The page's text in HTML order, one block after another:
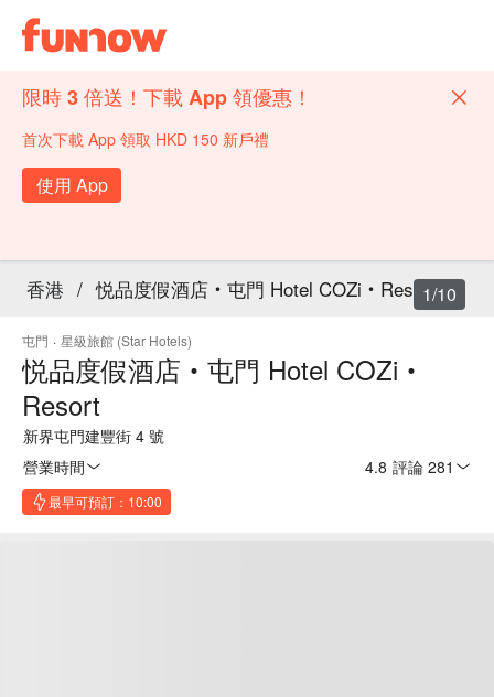
限時 3 倍送！下載 App 領優惠！
首次下載 App 領取 HKD 150 新戶禮
使用 App
香港 / 悦品度假酒店‧屯門 Hotel COZi‧Resort
屯門 · 星級旅館 (Star Hotels)
悦品度假酒店‧屯門 Hotel COZi‧
Resort
新界屯門建豐街 4 號
營業時間
4.8 評論 281
最早可預訂：10:00
1/10